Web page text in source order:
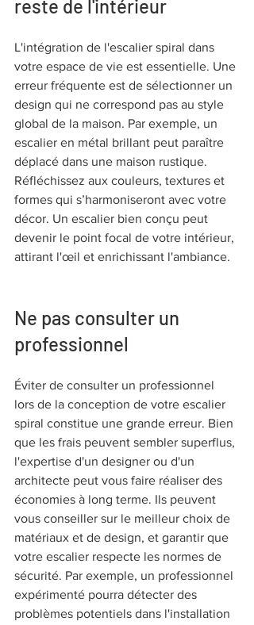
reste de l'intérieur
L'intégration de l'escalier spiral dans
votre espace de vie est essentielle. Une
erreur fréquente est de sélectionner un
design qui ne correspond pas au style
global de la maison. Par exemple, un
escalier en métal brillant peut paraître
déplacé dans une maison rustique.
Réfléchissez aux couleurs, textures et
formes qui s’harmoniseront avec votre
décor. Un escalier bien conçu peut
devenir le point focal de votre intérieur,
attirant l'œil et enrichissant l'ambiance.
Ne pas consulter un
professionnel
Éviter de consulter un professionnel
lors de la conception de votre escalier
spiral constitue une grande erreur. Bien
que les frais peuvent sembler superflus,
l'expertise d'un designer ou d'un
architecte peut vous faire réaliser des
économies à long terme. Ils peuvent
vous conseiller sur le meilleur choix de
matériaux et de design, et garantir que
votre escalier respecte les normes de
sécurité. Par exemple, un professionnel
expérimenté pourra détecter des
problèmes potentiels dans l'installation